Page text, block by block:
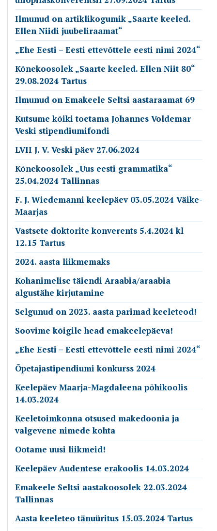
Ilmunud on artiklikogumik „Saarte keeled.
Ellen Niidi juubeliraamat“
„Ehe Eesti – Eesti ettevõttele eesti nimi 2024“
Kõnekoosolek „Saarte keeled. Ellen Niit 80“
29.08.2024 Tartus
Ilmunud on Emakeele Seltsi aastaraamat 69
Kutsume kõiki toetama Johannes Voldemar
Veski stipendiumifondi
LVII J. V. Veski päev 27.06.2024
Kõnekoosolek „Uus eesti grammatika“
25.04.2024 Tallinnas
F. J. Wiedemanni keelepäev 03.05.2024 Väike-
Maarjas
Vastsete doktorite konverents 5.4.2024 kl
12.15 Tartus
2024. aasta liikmemaks
Kohanimelise täiendi Araabia/araabia
algustähe kirjutamine
Selgunud on 2023. aasta parimad keeleteod!
Soovime kõigile head emakeelepäeva!
„Ehe Eesti – Eesti ettevõttele eesti nimi 2024“
Õpetajastipendiumi konkurss 2024
Keelepäev Maarja-Magdaleena põhikoolis
14.03.2024
Keeletoimkonna otsused makedoonia ja
valgevene nimede kohta
Ootame uusi liikmeid!
Keelepäev Audentese erakoolis 14.03.2024
Emakeele Seltsi aastakoosolek 22.03.2024
Tallinnas
Aasta keeleteo tänuüritus 15.03.2024 Tartus